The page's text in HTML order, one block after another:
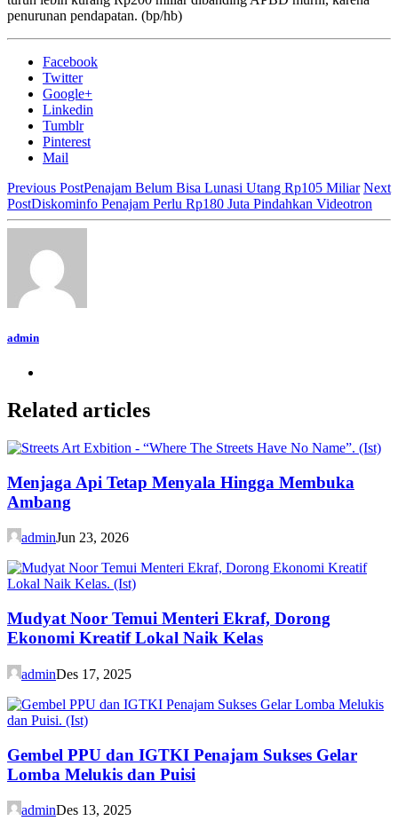
penurunan pendapatan. (bp/hb)
Facebook
Twitter
Google+
Linkedin
Tumblr
Pinterest
Mail
Previous PostPenajam Belum Bisa Lunasi Utang Rp105 Miliar Next
PostDiskominfo Penajam Perlu Rp180 Juta Pindahkan Videotron
admin
Related articles
Menjaga Api Tetap Menyala Hingga Membuka
Ambang
adminJun 23, 2026
Mudyat Noor Temui Menteri Ekraf, Dorong
Ekonomi Kreatif Lokal Naik Kelas
adminDes 17, 2025
Gembel PPU dan IGTKI Penajam Sukses Gelar
Lomba Melukis dan Puisi
adminDes 13, 2025